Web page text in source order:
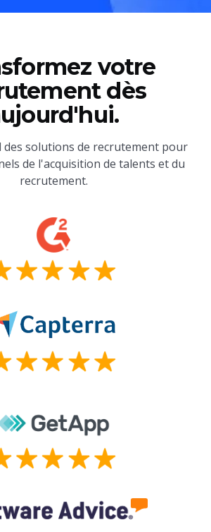
votre
dès
des solutions de recrutement pour
de l'acquisition de talents et du
recrutement.